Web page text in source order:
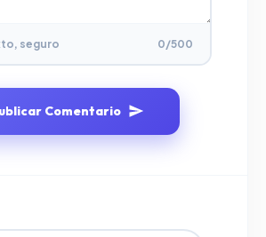
seguro 0/500
Comentario